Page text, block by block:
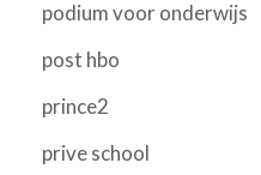
podium voor onderwijs
post hbo
prince2
prive school